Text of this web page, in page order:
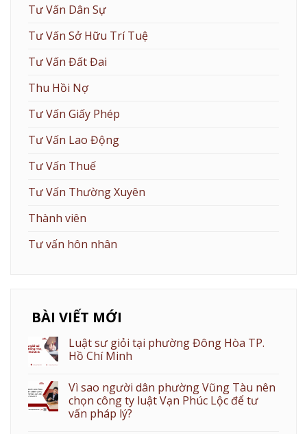
Tư Vấn Dân Sự
Tư Vấn Sở Hữu Trí Tuệ
Tư Vấn Đất Đai
Thu Hồi Nợ
Tư Vấn Giấy Phép
Tư Vấn Lao Động
Tư Vấn Thuế
Tư Vấn Thường Xuyên
Thành viên
Tư vấn hôn nhân
BÀI VIẾT MỚI
Luật sư giỏi tại phường Đông Hòa TP.
Hồ Chí Minh
Vì sao người dân phường Vũng Tàu nên
chọn công ty luật Vạn Phúc Lộc để tư
vấn pháp lý?